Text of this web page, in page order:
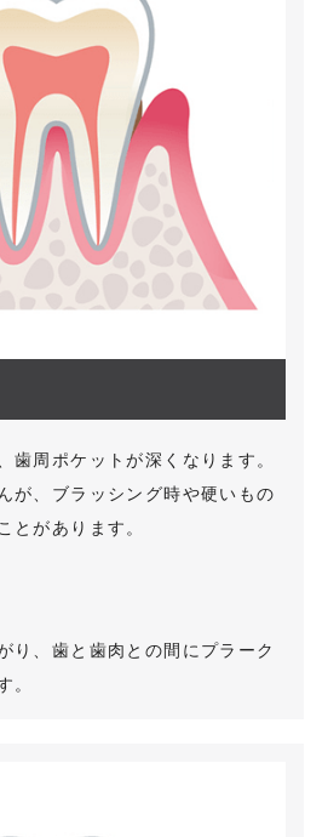
歯周ポケットが深くなります。
が、ブラッシング時や硬いもの
とがあります。
り、歯と歯肉との間にプラーク
。